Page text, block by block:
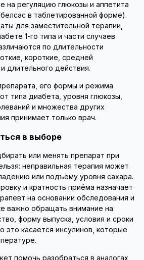
на регуляцию глюкозы и аппетита
в таблетированной форме).
для заместительной терапии,
1-го типа и части случаев
по длительности
короткие, средней
длительного действия.
его формы и режима
типа диабета, уровня глюкозы,
и множества других
принимает только врач.
в выборе
или менять препарат при
неправильная терапия может
или подъёму уровня сахара.
и кратность приёма назначает
на основании обследования и
важно обращать внимание на
форму выпуска, условия и сроки
это касается инсулинов, которые
помочь разобраться в аналогах